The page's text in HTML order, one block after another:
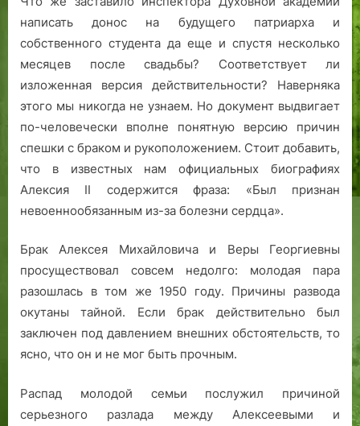
написать донос на будущего патриарха и
собственного студента да еще и спустя несколько
месяцев после свадьбы? Соответствует ли
изложенная версия действительности? Наверняка
этого мы никогда не узнаем. Но документ выдвигает
по-человечески вполне понятную версию причин
спешки с браком и рукоположением. Стоит добавить,
что в известных нам официальных биографиях
Алексия II содержится фраза: «Был признан
невоеннообязанным из-за болезни сердца».
Брак Алексея Михайловича и Веры Георгиевны
просуществовал совсем недолго: молодая пара
разошлась в том же 1950 году. Причины развода
окутаны тайной. Если брак действительно был
заключен под давлением внешних обстоятельств, то
ясно, что он и не мог быть прочным.
Распад молодой семьи послужил причиной
серьезного разлада между Алексеевыми и